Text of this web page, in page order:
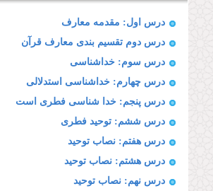
درس اول: مقدمه معارف
درس دوم تقسیم بندى معارف قرآن
درس سوم: خداشناسى
درس چهارم: خداشناسى استدلالى
درس پنجم: خدا شناسی فطری است
درس ششم: توحید فطرى
درس هفتم: نصاب توحید
درس هشتم: نصاب توحید
درس نهم: نصاب توحید